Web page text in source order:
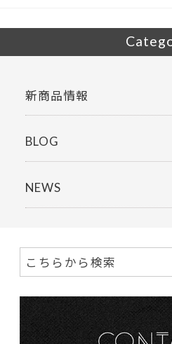
新商品情報
BLOG
NEWS